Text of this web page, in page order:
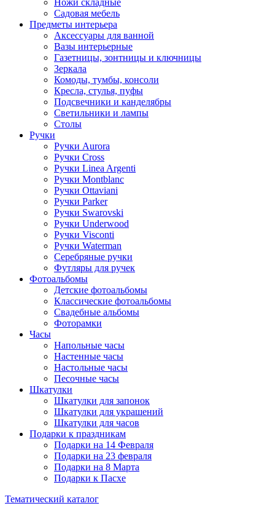
Ножи складные
Садовая мебель
Предметы интерьера
Аксессуары для ванной
Вазы интерьерные
Газетницы, зонтницы и ключницы
Зеркала
Комоды, тумбы, консоли
Кресла, стулья, пуфы
Подсвечники и канделябры
Светильники и лампы
Столы
Ручки
Ручки Aurora
Ручки Cross
Ручки Linea Argenti
Ручки Montblanc
Ручки Ottaviani
Ручки Parker
Ручки Swarovski
Ручки Underwood
Ручки Visconti
Ручки Waterman
Серебряные ручки
Футляры для ручек
Фотоальбомы
Детские фотоальбомы
Классические фотоальбомы
Свадебные альбомы
Фоторамки
Часы
Напольные часы
Настенные часы
Настольные часы
Песочные часы
Шкатулки
Шкатулки для запонок
Шкатулки для украшений
Шкатулки для часов
Подарки к праздникам
Подарки на 14 Февраля
Подарки на 23 февраля
Подарки на 8 Марта
Подарки к Пасхе
Тематический каталог